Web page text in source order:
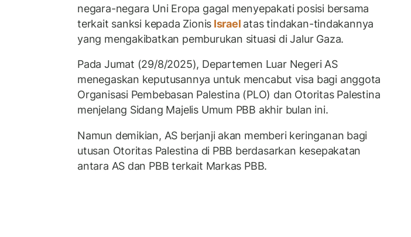
negara-negara Uni Eropa gagal menyepakati posisi bersama
terkait sanksi kepada Zionis Israel atas tindakan-tindakannya
yang mengakibatkan pemburukan situasi di Jalur Gaza.
Pada Jumat (29/8/2025), Departemen Luar Negeri AS
menegaskan keputusannya untuk mencabut visa bagi anggota
Organisasi Pembebasan Palestina (PLO) dan Otoritas Palestina
menjelang Sidang Majelis Umum PBB akhir bulan ini.
Namun demikian, AS berjanji akan memberi keringanan bagi
utusan Otoritas Palestina di PBB berdasarkan kesepakatan
antara AS dan PBB terkait Markas PBB.